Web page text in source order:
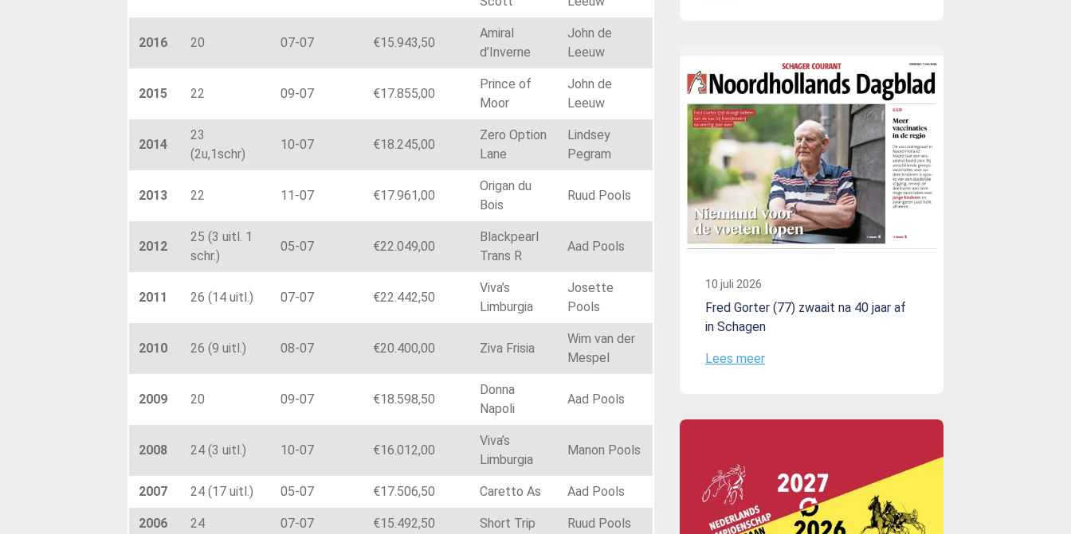
2016 20 07-07 €15.943,50
Amiral
d’Inverne
John de
Leeuw
2015 22 09-07 €17.855,00
Prince of
Moor
John de
Leeuw
2014
23
(2u,1schr)
10-07 €18.245,00
Zero Option
Lane
Lindsey
Pegram
2013 22 11-07 €17.961,00
Origan du
Bois
Ruud Pools
2012
25 (3 uitl. 1
schr.)
05-07 €22.049,00
Blackpearl
Trans R
Aad Pools
2011 26 (14 uitl.) 07-07 €22.442,50
Viva’s
Limburgia
Josette
Pools
2010 26 (9 uitl.) 08-07 €20.400,00 Ziva Frisia
Wim van der
Mespel
2009 20 09-07 €18.598,50
Donna
Napoli
Aad Pools
2008 24 (3 uitl.) 10-07 €16.012,00
Viva’s
Limburgia
Manon Pools
2007 24 (17 uitl.) 05-07 €17.506,50 Caretto As Aad Pools
2006 24 07-07 €15.492,50 Short Trip Ruud Pools
10 juli 2026
Fred Gorter (77) zwaait na 40 jaar af
in Schagen
Lees meer